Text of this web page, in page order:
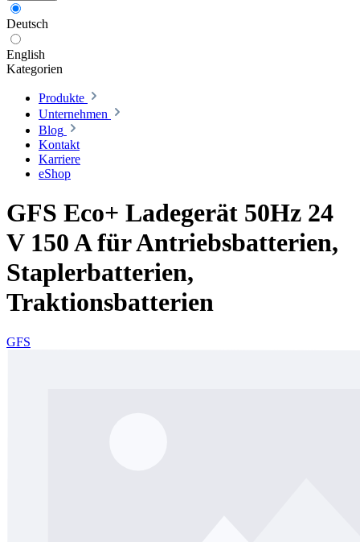
Deutsch
English
Kategorien
Produkte
Unternehmen
Blog
Kontakt
Karriere
eShop
GFS Eco+ Ladegerät 50Hz 24
V 150 A für Antriebsbatterien,
Staplerbatterien,
Traktionsbatterien
GFS